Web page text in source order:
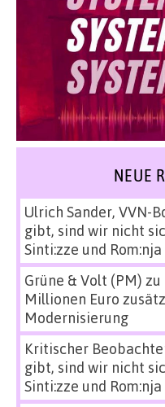
NEUE
Ulrich Sander, VVN-
gibt, sind wir nicht
Sinti:zze und Rom:nja
Grüne & Volt (PM) zu
Millionen Euro
Modernisierung
Kritischer
gibt, sind wir nicht
Sinti:zze und Rom:nja